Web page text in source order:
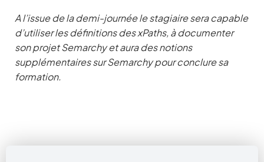
A l’issue de la demi-journée le stagiaire sera capable
d’utiliser les définitions des xPaths, à documenter
son projet Semarchy et aura des notions
supplémentaires sur Semarchy pour conclure sa
formation.